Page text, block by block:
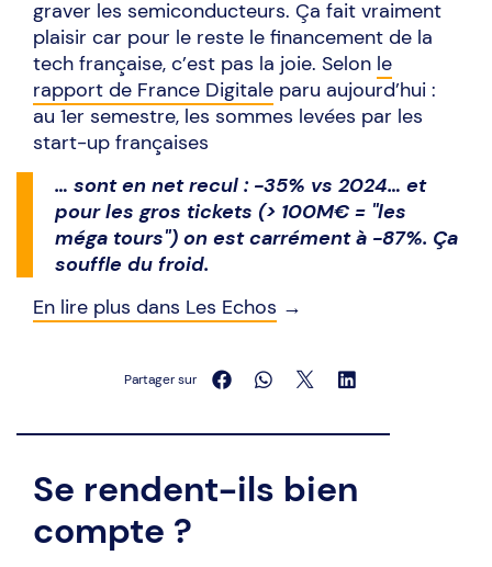
graver les semiconducteurs. Ça fait vraiment
plaisir car pour le reste le financement de la
tech française, c’est pas la joie. Selon le
rapport de France Digitale paru aujourd’hui :
au 1er semestre, les sommes levées par les
start-up françaises
… sont en net recul : -35% vs 2024… et
pour les gros tickets (> 100M€ = "les
méga tours") on est carrément à -87%. Ça
souffle du froid.
En lire plus dans Les Echos →
Partager sur
Se rendent-ils bien
compte ?